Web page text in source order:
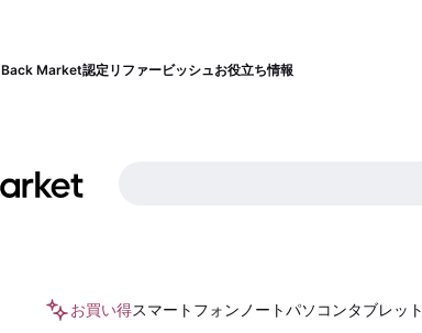
Back Market認定リファービッシュお役立ち情報
お買い得スマートフォン ノートパソコンタブレット